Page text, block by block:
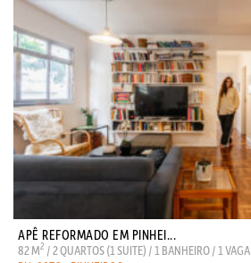
APÊ REFORMADO EM PINHEI...
82 M2 / 2 QUARTOS (1 SUITE) / 1 BANHEIRO / 1 VAGA